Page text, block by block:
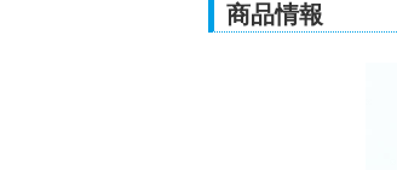
商品情報